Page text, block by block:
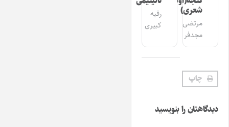
شعری)
مرتضی
مجدفر
رقیه
کبیری
چاپ
دیدگاهتان را بنویسید